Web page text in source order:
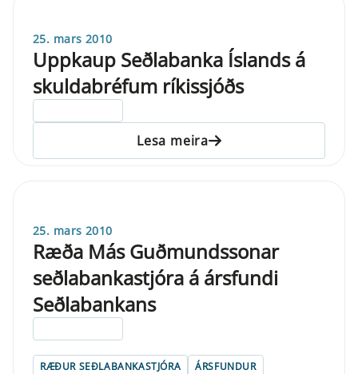
25. mars 2010
Uppkaup Seðlabanka Íslands á
skuldabréfum ríkissjóðs
Lesa meira
25. mars 2010
Ræða Más Guðmundssonar
seðlabankastjóra á ársfundi
Seðlabankans
RÆÐUR SEÐLABANKASTJÓRA ÁRSFUNDUR